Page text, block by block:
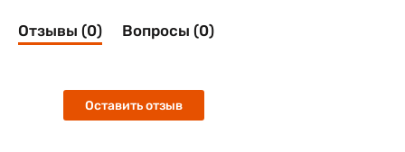
Отзывы (0) Вопросы (0)
Оставить отзыв